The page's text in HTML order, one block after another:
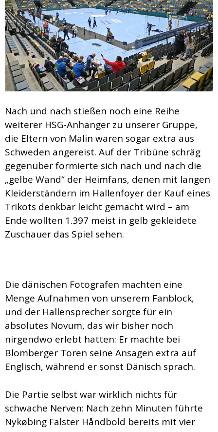
Nach und nach stießen noch eine Reihe
weiterer HSG-Anhänger zu unserer Gruppe,
die Eltern von Malin waren sogar extra aus
Schweden angereist. Auf der Tribüne schräg
gegenüber formierte sich nach und nach die
„gelbe Wand“ der Heimfans, denen mit langen
Kleiderständern im Hallenfoyer der Kauf eines
Trikots denkbar leicht gemacht wird – am
Ende wollten 1.397 meist in gelb gekleidete
Zuschauer das Spiel sehen.
Die dänischen Fotografen machten eine
Menge Aufnahmen von unserem Fanblock,
und der Hallensprecher sorgte für ein
absolutes Novum, das wir bisher noch
nirgendwo erlebt hatten: Er machte bei
Blomberger Toren seine Ansagen extra auf
Englisch, während er sonst Dänisch sprach.
Die Partie selbst war wirklich nichts für
schwache Nerven: Nach zehn Minuten führte
Nykøbing Falster Håndbold bereits mit vier